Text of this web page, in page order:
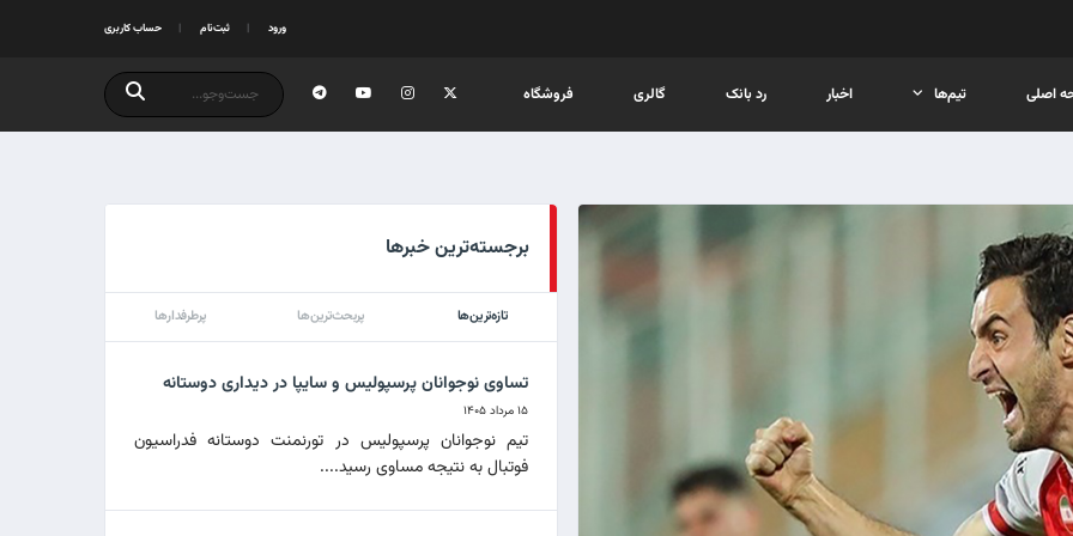
ورود ثبت‌نام حساب کاربری
اصلی تیم‌ها اخبار رد بانک گالری فروشگاه
برجسته‌ترین خبرها
تازه‌ترین‌ها پربحث‌ترین‌ها پرطرفدارها
تساوی نوجوانان پرسپولیس و سایپا در دیداری دوستانه
۱۵ مرداد ۱۴۰۵
تیم نوجوانان پرسپولیس در تورنمنت دوستانه فدراسیون
فوتبال به نتیجه مساوی رسید....